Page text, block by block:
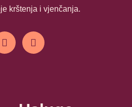
krštenja i vjenčanja.